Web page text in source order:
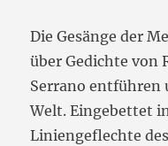
Die Gesänge der
über Gedichte von
Serrano entführen
Welt. Eingebettet
Liniengeflechte